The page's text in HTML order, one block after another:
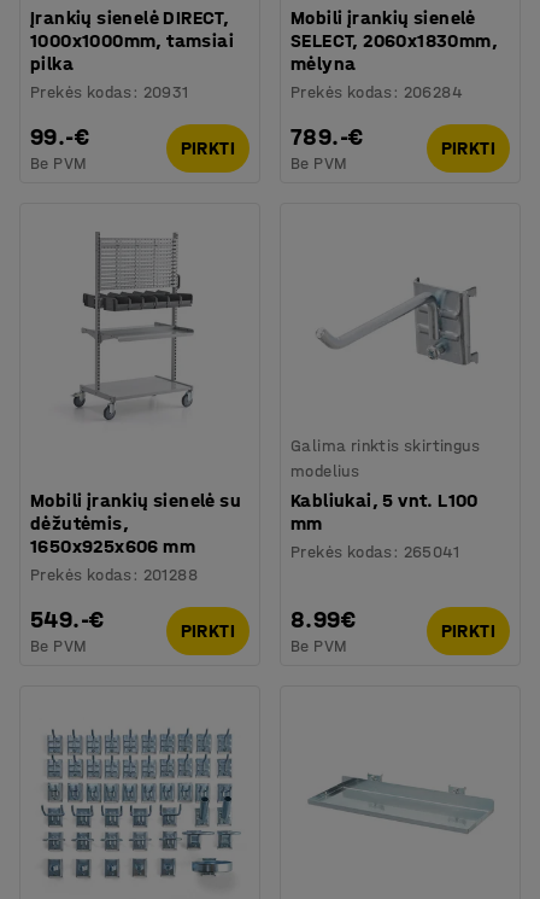
Įrankių sienelė DIRECT,
1000x1000mm, tamsiai
pilka
Prekės kodas : 20931
99.-€
Be PVM
PIRKTI
Mobili įrankių sienelė
SELECT, 2060x1830mm,
mėlyna
Prekės kodas : 206284
789.-€
Be PVM
PIRKTI
Mobili įrankių sienelė su
dėžutėmis,
1650x925x606 mm
Prekės kodas : 201288
549.-€
Be PVM
PIRKTI
Galima rinktis skirtingus
modelius
Kabliukai, 5 vnt. L100
mm
Prekės kodas : 265041
8.99€
Be PVM
PIRKTI